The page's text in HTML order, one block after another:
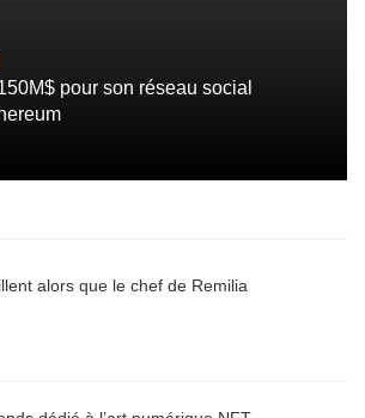
pour son réseau social
alors que le chef de Remilia